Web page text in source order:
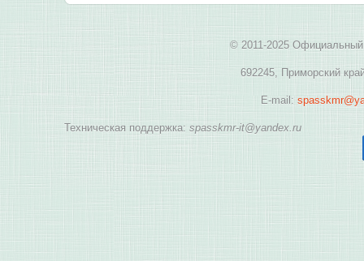
© 2011-2025 Официальный
692245, Приморский
E-mail:
Техническая поддержка: spasskmr-it@yandex.ru